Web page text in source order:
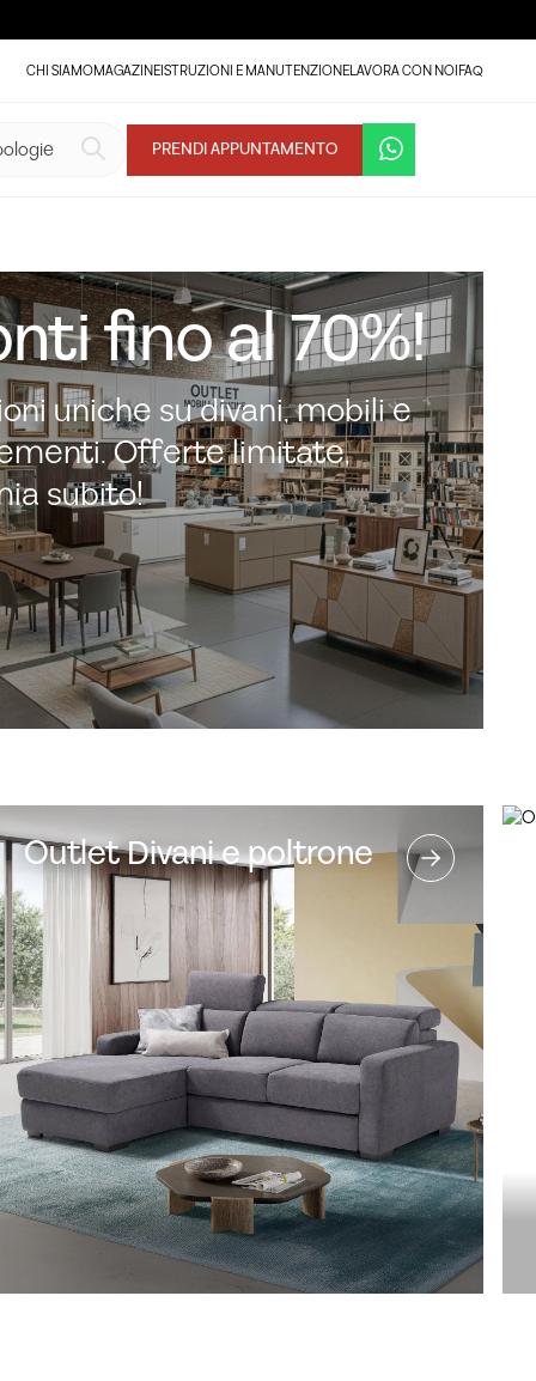
CHI SIAMOMAGAZINEISTRUZIONI E MANUTENZIONELAVORA CON NOIFAQ
PRENDI APPUNTAMENTO
fino al 70%!
uniche su divani, mobili e
Offerte limitate,
subito!
Outlet Divani e poltrone